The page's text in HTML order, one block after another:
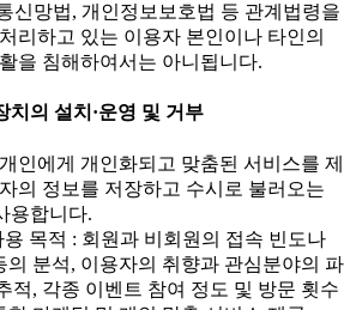
신망법, 개인정보보호법 등 관계법령을
리하고 있는 이용자 본인이나 타인의
을 침해하여서는 아니됩니다.
치의 설치·운영 및 거부
인에게 개인화되고 맞춤된 서비스를 제
의 정보를 저장하고 수시로 불러오는
용합니다.
용 목적 : 회원과 비회원의 접속 빈도나
의 분석, 이용자의 취향과 관심분야의 파
적, 각종 이벤트 참여 정도 및 방문 횟수